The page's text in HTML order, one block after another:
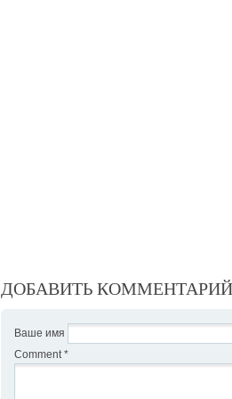
ДОБАВИТЬ КОММЕНТАРИЙ
Ваше имя
Comment *